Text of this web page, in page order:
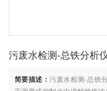
污废水检测-总铁分析
简要描述：污废水检测-总铁